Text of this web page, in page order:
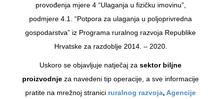
provođenja mjere 4 “Ulaganja u fizičku imovinu”,
podmjere 4.1. “Potpora za ulaganja u poljoprivredna
gospodarstva” iz Programa ruralnog razvoja Republike
Hrvatske za razdoblje 2014. – 2020.
Uskoro se objavljuje natječaj za sektor biljne
proizvodnje za navedeni tip operacije, a sve informacije
pratite na mrežnoj stranici ruralnog razvoja, Agencije